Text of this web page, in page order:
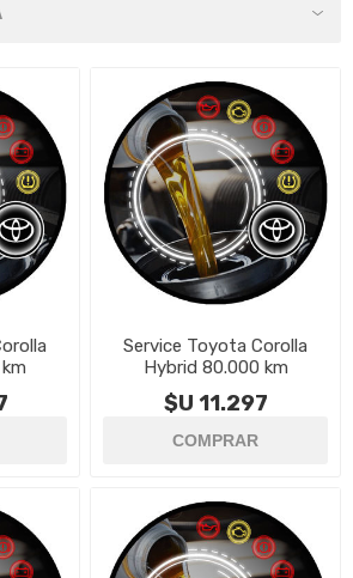
Service Toyota Corolla
Hybrid 80.000 km
$U 11.297